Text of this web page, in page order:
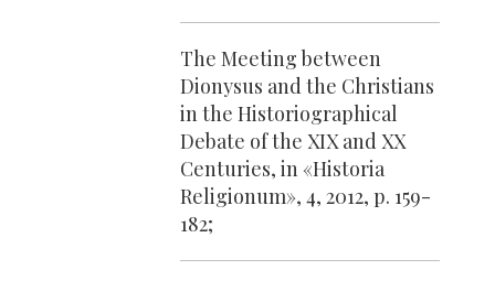
The Meeting between
Dionysus and the Christians
in the Historiographical
Debate of the XIX and XX
Centuries, in «Historia
Religionum», 4, 2012, p. 159-
182;